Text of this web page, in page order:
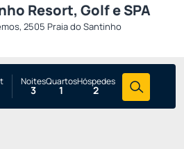
Resort, Golf e SPA
2505 Praia do Santinho
Noites
3
Quartos
1
Hóspedes
2